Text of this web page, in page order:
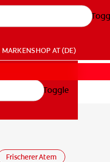
AT (DE)
Toggle
Frischerer Atem